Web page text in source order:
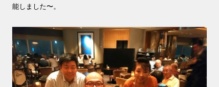
能しました〜。